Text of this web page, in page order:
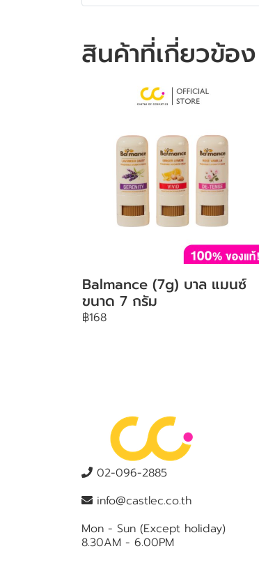
สินค้าที่เกี่ยวข้อง
Balmance (7g) บาล แมนซ์
ขนาด 7 กรัม
฿168
02-096-2885
info@castlec.co.th
Mon - Sun (Except holiday)
8.30AM - 6.00PM